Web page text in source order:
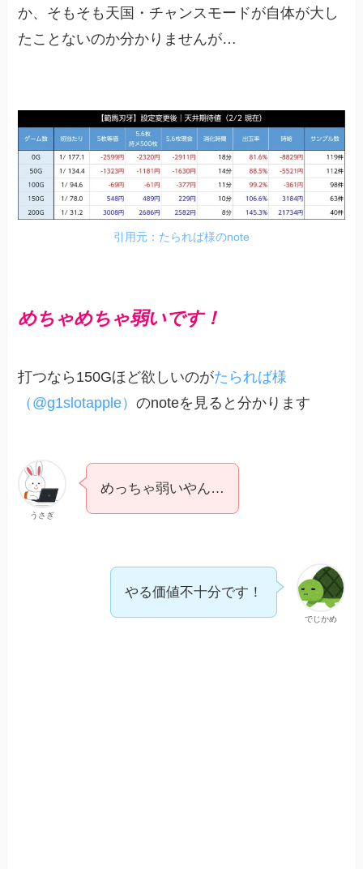
か、そもそも天国・チャンスモードが自体が大し
たことないのか分かりませんが…
引用元：たられば様のnote
めちゃめちゃ弱いです！
打つなら150Gほど欲しいのがたられば様
（@g1slotapple）のnoteを見ると分かります
うさぎ
めっちゃ弱いやん…
でじかめ
やる価値不十分です！